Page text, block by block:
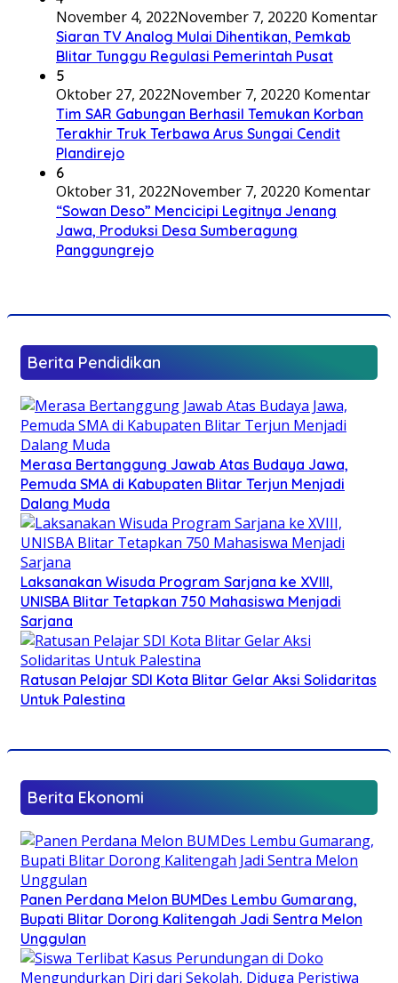
November 4, 2022November 7, 20220 Komentar
Siaran TV Analog Mulai Dihentikan, Pemkab
Blitar Tunggu Regulasi Pemerintah Pusat
5
Oktober 27, 2022November 7, 20220 Komentar
Tim SAR Gabungan Berhasil Temukan Korban
Terakhir Truk Terbawa Arus Sungai Cendit
Plandirejo
6
Oktober 31, 2022November 7, 20220 Komentar
“Sowan Deso” Mencicipi Legitnya Jenang
Jawa, Produksi Desa Sumberagung
Panggungrejo
Berita Pendidikan
Merasa Bertanggung Jawab Atas Budaya Jawa,
Pemuda SMA di Kabupaten Blitar Terjun Menjadi
Dalang Muda
Laksanakan Wisuda Program Sarjana ke XVIII,
UNISBA Blitar Tetapkan 750 Mahasiswa Menjadi
Sarjana
Ratusan Pelajar SDI Kota Blitar Gelar Aksi Solidaritas
Untuk Palestina
Berita Ekonomi
Panen Perdana Melon BUMDes Lembu Gumarang,
Bupati Blitar Dorong Kalitengah Jadi Sentra Melon
Unggulan